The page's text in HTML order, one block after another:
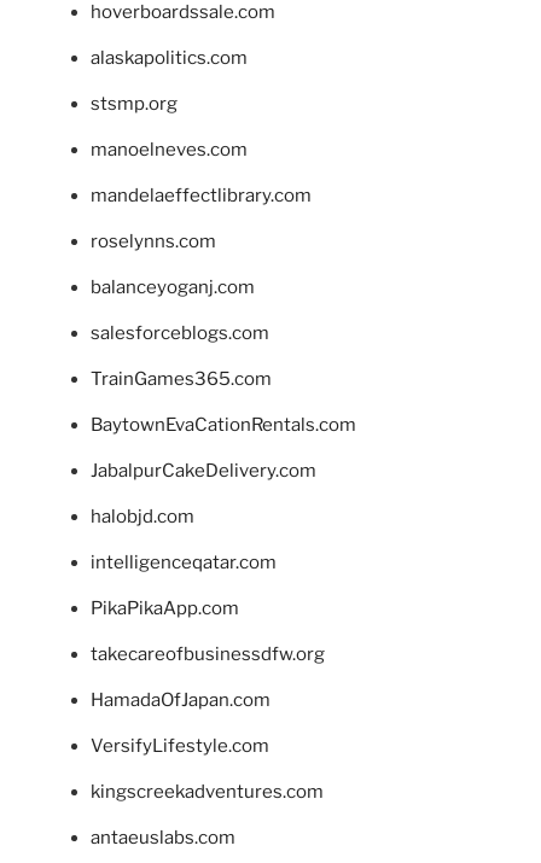
hoverboardssale.com
alaskapolitics.com
stsmp.org
manoelneves.com
mandelaeffectlibrary.com
roselynns.com
balanceyoganj.com
salesforceblogs.com
TrainGames365.com
BaytownEvaCationRentals.com
JabalpurCakeDelivery.com
halobjd.com
intelligenceqatar.com
PikaPikaApp.com
takecareofbusinessdfw.org
HamadaOfJapan.com
VersifyLifestyle.com
kingscreekadventures.com
antaeuslabs.com